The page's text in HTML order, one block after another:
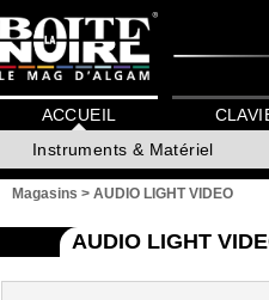
ACCUEIL
Instruments & Matériel
Magasins > AUDIO LIGHT VIDEO
AUDIO LIGHT